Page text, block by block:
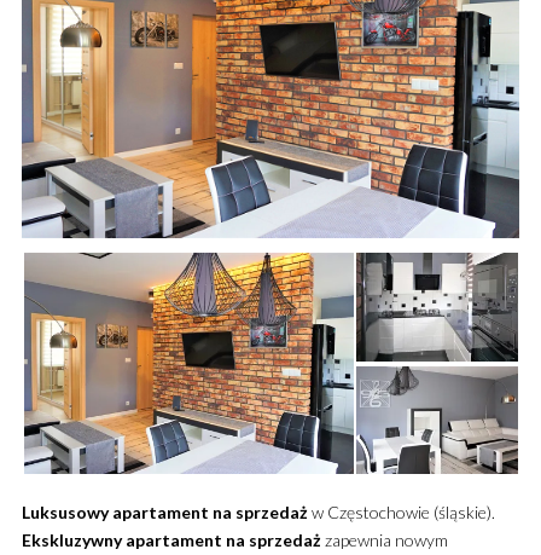
Luksusowy apartament na sprzedażw Częstochowie (śląskie).
Ekskluzywny apartament na sprzedażzapewnia nowym